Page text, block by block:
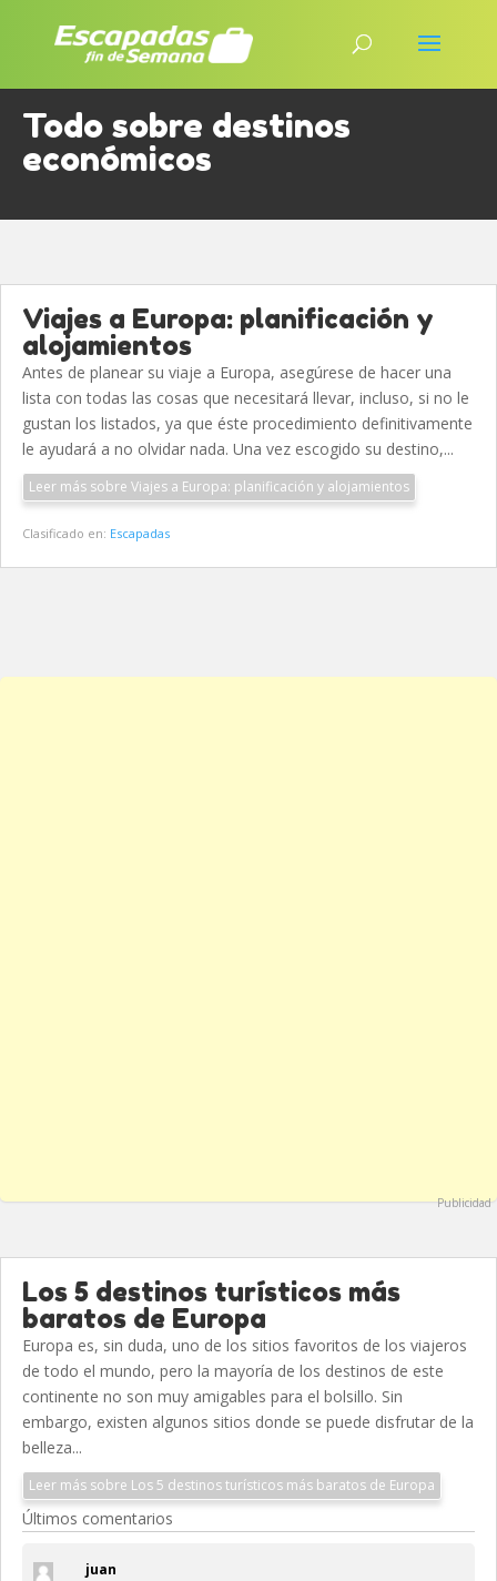
Todo sobre destinos
económicos
Viajes a Europa: planificación y
alojamientos
Antes de planear su viaje a Europa, asegúrese de hacer una
lista con todas las cosas que necesitará llevar, incluso, si no le
gustan los listados, ya que éste procedimiento definitivamente
le ayudará a no olvidar nada. Una vez escogido su destino,...
Leer más sobre Viajes a Europa: planificación y alojamientos
Clasificado en: Escapadas
Publicidad
Los 5 destinos turísticos más
baratos de Europa
Europa es, sin duda, uno de los sitios favoritos de los viajeros
de todo el mundo, pero la mayoría de los destinos de este
continente no son muy amigables para el bolsillo. Sin
embargo, existen algunos sitios donde se puede disfrutar de la
belleza...
Leer más sobre Los 5 destinos turísticos más baratos de Europa
Últimos comentarios
juan